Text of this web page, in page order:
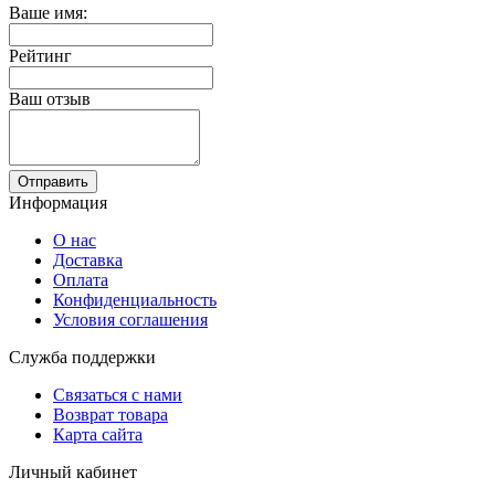
Ваше имя:
Рейтинг
Ваш отзыв
Отправить
Информация
О нас
Доставка
Оплата
Конфиденциальность
Условия соглашения
Служба поддержки
Связаться с нами
Возврат товара
Карта сайта
Личный кабинет